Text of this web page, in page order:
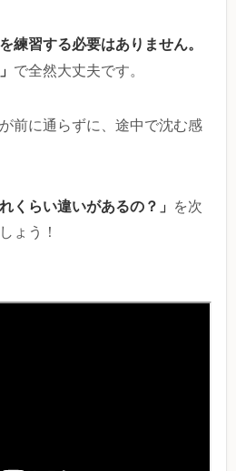
練習する必要はありません。
で全然大丈夫です。
前に通らずに、途中で沈む感
くらい違いがあるの？」
を次
ょう！